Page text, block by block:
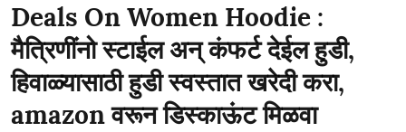
Deals On Women Hoodie :
मैत्रिणींनो स्टाईल अन् कंफर्ट देईल हुडी,
हिवाळ्यासाठी हुडी स्वस्तात खरेदी करा,
amazon वरून डिस्काऊंट मिळवा